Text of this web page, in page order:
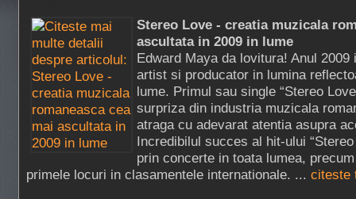
Stereo Love - creatia muzicala
ascultata in 2009 in lume
Edward Maya da lovitura! Anul
artist si producator in lumina
lume. Primul sau single “Stereo
surpriza din industria muzicala
atraga cu adevarat atentia asupra
Incredibilul succes al hit-ului
prin concerte in toata lumea,
primele locuri in clasamentele internationale. ... citeste